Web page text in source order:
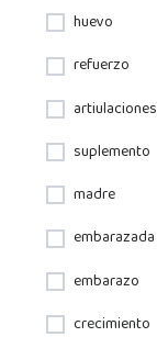
huevo
refuerzo
artiulaciones
suplemento
madre
embarazada
embarazo
crecimiento